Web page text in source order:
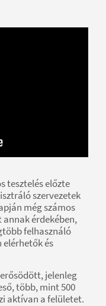
tesztelés előzte
szervezetek
még számos
érdekében,
felhasználó
elérhetők és
jelenleg
több, mint 500
aktívan a felületet.